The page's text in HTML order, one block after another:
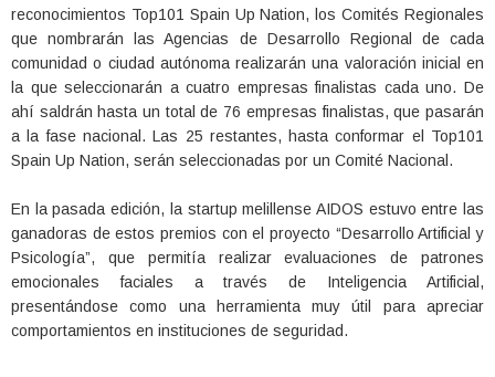
reconocimientos Top101 Spain Up Nation, los Comités Regionales
que nombrarán las Agencias de Desarrollo Regional de cada
comunidad o ciudad autónoma realizarán una valoración inicial en
la que seleccionarán a cuatro empresas finalistas cada uno. De
ahí saldrán hasta un total de 76 empresas finalistas, que pasarán
a la fase nacional. Las 25 restantes, hasta conformar el Top101
Spain Up Nation, serán seleccionadas por un Comité Nacional.
En la pasada edición, la startup melillense AIDOS estuvo entre las
ganadoras de estos premios con el proyecto “Desarrollo Artificial y
Psicología”, que permitía realizar evaluaciones de patrones
emocionales faciales a través de Inteligencia Artificial,
presentándose como una herramienta muy útil para apreciar
comportamientos en instituciones de seguridad.